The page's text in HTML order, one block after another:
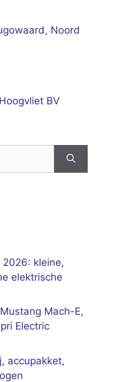
, Noord
BV
kleine,
elektrische
Mach-E,
Electric
accupakket,